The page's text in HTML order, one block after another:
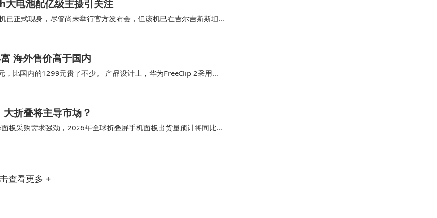
电池配亿级主摄引关注
正式现身，尽管尚未举行官方发布会，但该机已在吉尔吉斯斯坦
海外售价高于国内
比国内的1299元贵了不少。 产品设计上，华为FreeClip 2采用全
折叠将主导市场？
板采购需求强劲，2026年全球折叠屏手机面板出货量预计将同比增
查看更多 +